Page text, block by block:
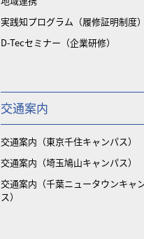
実践知プログラム（履修証明制度）
D-Tecセミナー（企業研修）
交通案内
交通案内（東京千住キャンパス）
交通案内（埼玉鳩山キャンパス）
交通案内（千葉ニュータウンキャ
ス）